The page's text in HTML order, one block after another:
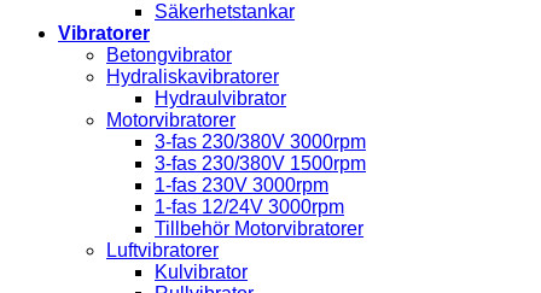
Säkerhetstankar
Vibratorer
Betongvibrator
Hydraliskavibratorer
Hydraulvibrator
Motorvibratorer
3-fas 230/380V 3000rpm
3-fas 230/380V 1500rpm
1-fas 230V 3000rpm
1-fas 12/24V 3000rpm
Tillbehör Motorvibratorer
Luftvibratorer
Kulvibrator